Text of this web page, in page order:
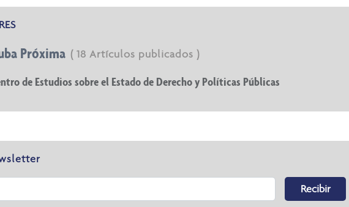
Próxima ( 18 Artículos publicados )
de Estudios sobre el Estado de Derecho y Políticas Públicas
Recibir